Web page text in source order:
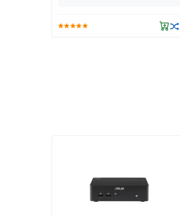
là yếu tố quan trọng đối với người
Kết nối đa dạng, linh hoạt
Máy tính để bàn Lenovo
DisplayPort và cả VGA truyền
mạng. Khả năng hỗ trợ cả mạng